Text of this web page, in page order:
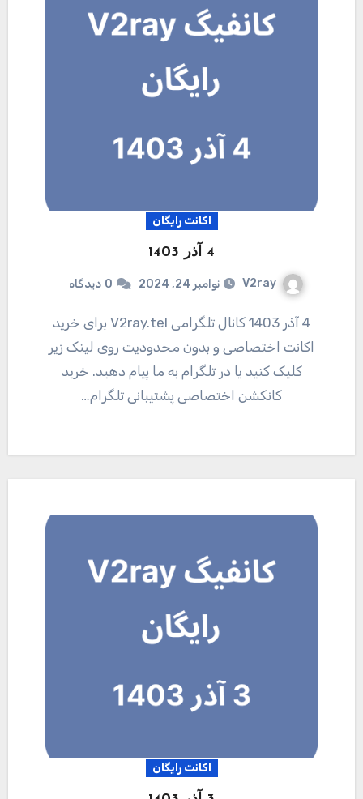
اکانت رایگان
4 آذر 1403
V2ray نوامبر 24, 2024 0 دیدگاه
4 آذر 1403 کانال تلگرامی V2ray.tel برای خرید
اکانت اختصاصی و بدون محدودیت روی لینک زیر
کلیک کنید یا در تلگرام به ما پیام دهید. خرید
کانکشن اختصاصی پشتیبانی تلگرام…
اکانت رایگان